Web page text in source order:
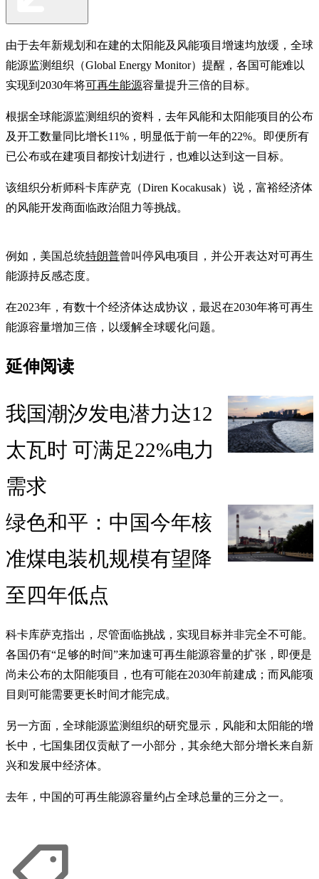
由于去年新规划和在建的太阳能及风能项目增速均放缓，全球
能源监测组织（Global Energy Monitor）提醒，各国可能难以
实现到2030年将可再生能源容量提升三倍的目标。
根据全球能源监测组织的资料，去年风能和太阳能项目的公布
及开工数量同比增长11%，明显低于前一年的22%。即便所有
已公布或在建项目都按计划进行，也难以达到这一目标。
该组织分析师科卡库萨克（Diren Kocakusak）说，富裕经济体
的风能开发商面临政治阻力等挑战。
例如，美国总统特朗普曾叫停风电项目，并公开表达对可再生
能源持反感态度。
在2023年，有数十个经济体达成协议，最迟在2030年将可再生
能源容量增加三倍，以缓解全球暖化问题。
延伸阅读
我国潮汐发电潜力达12
太瓦时 可满足22%电力
需求
绿色和平：中国今年核
准煤电装机规模有望降
至四年低点
科卡库萨克指出，尽管面临挑战，实现目标并非完全不可能。
各国仍有“足够的时间”来加速可再生能源容量的扩张，即便是
尚未公布的太阳能项目，也有可能在2030年前建成；而风能项
目则可能需要更长时间才能完成。
另一方面，全球能源监测组织的研究显示，风能和太阳能的增
长中，七国集团仅贡献了一小部分，其余绝大部分增长来自新
兴和发展中经济体。
去年，中国的可再生能源容量约占全球总量的三分之一。